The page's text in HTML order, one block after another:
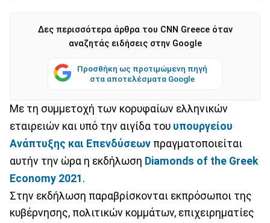
Δες περισσότερα άρθρα του CNN Greece όταν
αναζητάς ειδήσεις στην Google
Προσθήκη ως προτιμώμενη πηγή
στα αποτελέσματα Google
Με τη συμμετοχή των κορυφαίων ελληνικών
εταιρειών και υπό την αιγίδα του υπουργείου
Ανάπτυξης και Επενδύσεων πραγματοποιείται
αυτήν την ώρα η εκδήλωση Diamonds of the Greek
Economy 2021 .
Στην εκδήλωση παραβρίσκονται εκπρόσωποι της
κυβέρνησης, πολιτικών κομμάτων, επιχειρηματίες